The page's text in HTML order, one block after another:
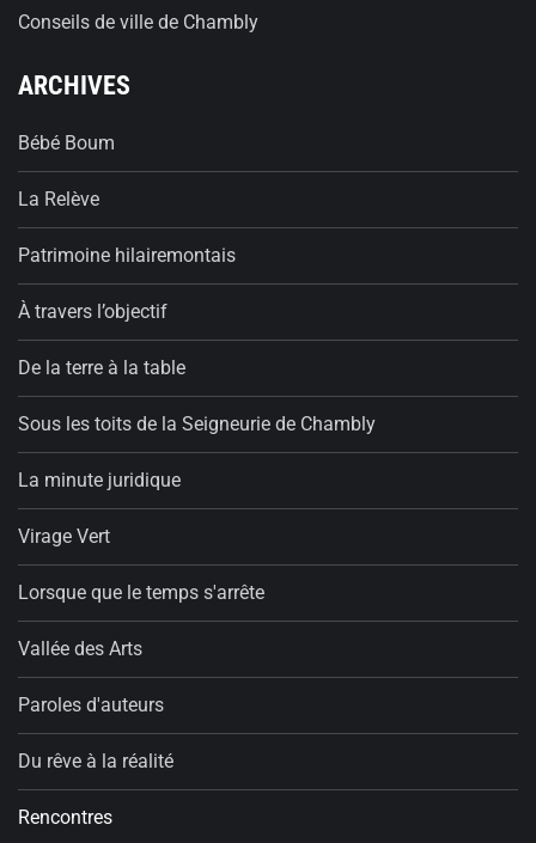
Conseils de ville de Chambly
ARCHIVES
Bébé Boum
La Relève
Patrimoine hilairemontais
À travers l’objectif
De la terre à la table
Sous les toits de la Seigneurie de Chambly
La minute juridique
Virage Vert
Lorsque que le temps s'arrête
Vallée des Arts
Paroles d'auteurs
Du rêve à la réalité
Rencontres